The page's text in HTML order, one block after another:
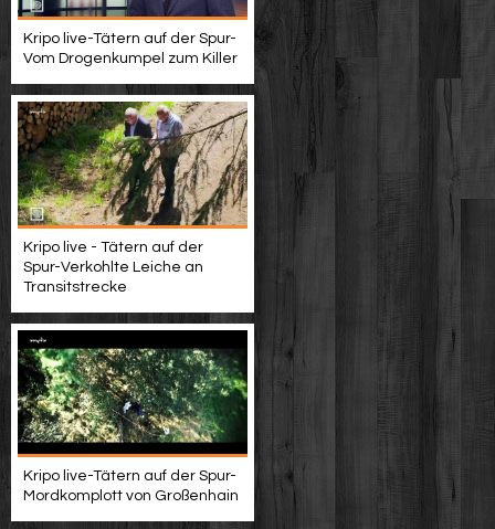
Kripo live-Tätern auf der Spur-
Vom Drogenkumpel zum Killer
Kripo live - Tätern auf der
Spur-Verkohlte Leiche an
Transitstrecke
Kripo live-Tätern auf der Spur-
Mordkomplott von Großenhain